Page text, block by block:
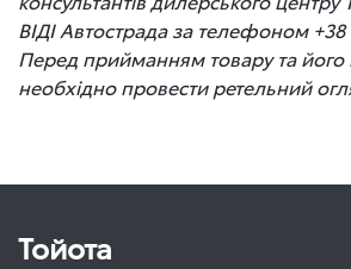
ВІДІ Автострада за телефоном +38
Перед прийманням товару та його
необхідно провести ретельний
Тойота